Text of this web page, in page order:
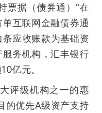
票据（债券通）”在
互联网金融债券通
应收账款为基础资
务机构，汇丰银行
亿元。
评级机构之一的惠
的优先A级资产支持